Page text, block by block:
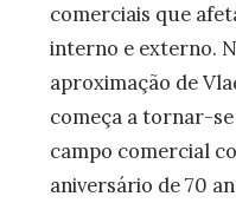
comerciais que
interno e externo.
aproximação de
começa a tornar-
campo comercial
aniversário de 70